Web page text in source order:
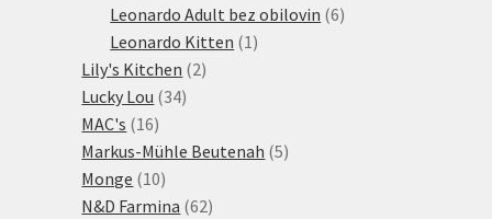
produktů
Leonardo Adult bez obilovin 66
Leonardo Kitten 1 1
Lily's Kitchen 22
Lucky Lou 3434
MAC's 1616
produktů
Markus-Mühle Beutenah 55
Monge 1010
produktů
N&D Farmina 6262